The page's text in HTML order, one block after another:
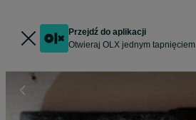
Przejdź do aplikacji
Otwieraj OLX jednym tapnięciem